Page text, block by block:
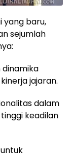
yang baru,
sejumlah
jajaran.
dalam
keadilan